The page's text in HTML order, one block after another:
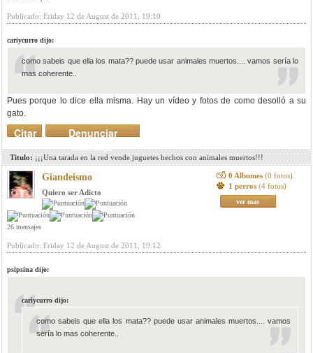
Publicado: Friday 12 de August de 2011, 19:10
cariycurro dijo:
como sabeis que ella los mata?? puede usar animales muertos.... vamos sería lo
mas coherente..
Pues porque lo dice ella misma. Hay un vídeo y fotos de como desolló a su
gato.
Denunciar
mensaje
Citar
Titulo: ¡¡¡Una tarada en la red vende juguetes hechos con animales muertos!!!
Giandeismo
Quiero ser Adicto
26 mensajes
0 Albumes (0 fotos)
1 perros (4 fotos)
ver mas
Publicado: Friday 12 de August de 2011, 19:12
psipsina dijo:
cariycurro dijo:
como sabeis que ella los mata?? puede usar animales muertos.... vamos
sería lo mas coherente..